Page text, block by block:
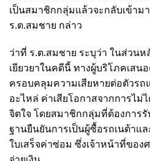
เป็นสมาชิกกลุ่มแล้วจะกลับเข้าม
ร.ต.สมชาย กล่าว
ว่าที่ ร.ต.สมชาย ระบุว่า ในส่วน
เยียวยาในคดีนี้ ทางผู้บริโภคเสน
ครอบคลุมความเสียหายต่อตัวรถ
อะไหล่ ค่าเสียโอกาสจากการไม่
จิตใจ โดยสมาชิกกลุ่มที่ต้องการรั
ฐานยืนยันการเป็นผู้ซื้อรถเนต้าแ
ใบเสร็จค่าซ่อม ซึ่งเจ้าหน้าที่ของ